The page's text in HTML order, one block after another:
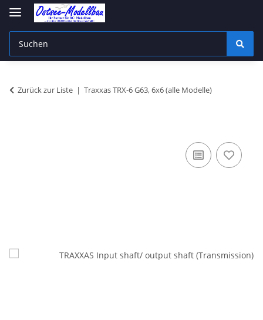
Zurück zur Liste Traxxas TRX-6 G63, 6x6 (alle Modelle)